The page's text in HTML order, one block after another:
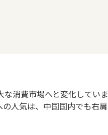
消費市場へと変化していま
人気は、中国国内でも右肩